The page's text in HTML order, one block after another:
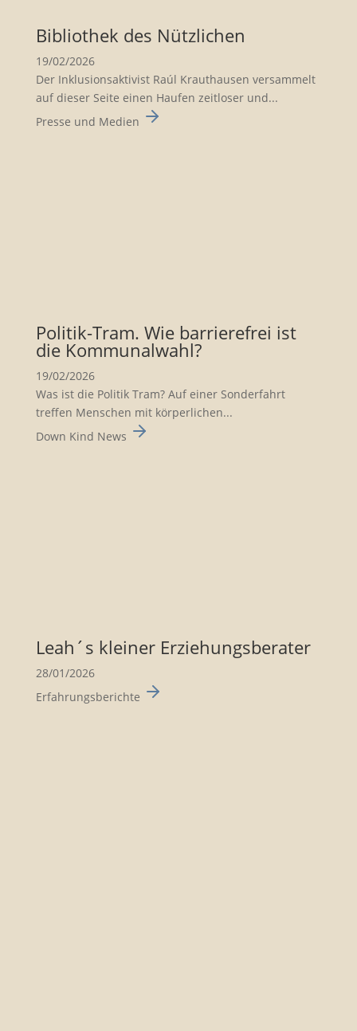
Biblio­thek des Nützli­chen
19/02/2026
Der Inklusionsaktivist Raúl Krauthausen versammelt
auf dieser Seite einen Haufen zeitloser und...
Presse und Medien
Politik-Tram. Wie barrie­re­frei ist
die Kommu­nal­wahl?
19/02/2026
Was ist die Politik Tram? Auf einer Sonderfahrt
treffen Menschen mit körperlichen...
Down Kind News
Leah´s kleiner Erzie­hungs­be­rater
28/01/2026
Erfahrungsberichte